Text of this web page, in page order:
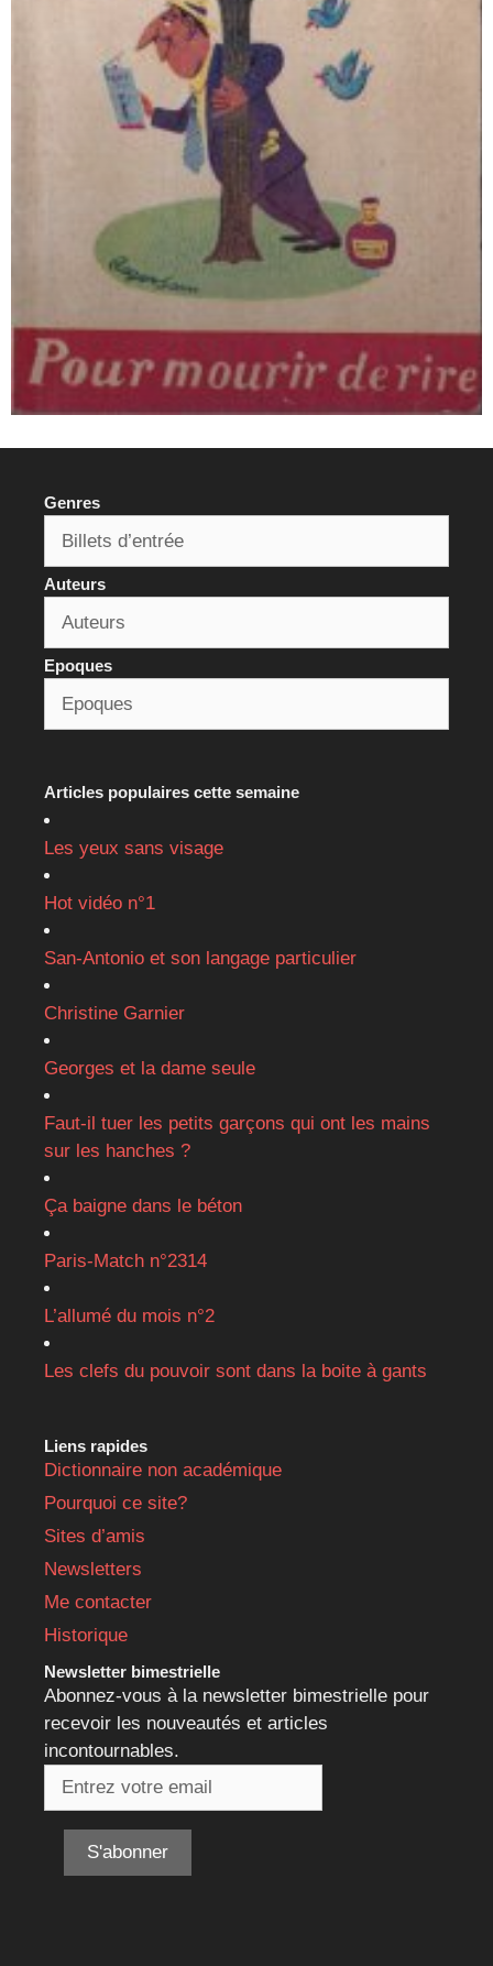
Genres
Auteurs
Epoques
Articles populaires cette semaine
Les yeux sans visage
Hot vidéo n°1
San-Antonio et son langage particulier
Christine Garnier
Georges et la dame seule
Faut-il tuer les petits garçons qui ont les mains
sur les hanches ?
Ça baigne dans le béton
Paris-Match n°2314
L’allumé du mois n°2
Les clefs du pouvoir sont dans la boite à gants
Liens rapides
Dictionnaire non académique
Pourquoi ce site?
Sites d’amis
Newsletters
Me contacter
Historique
Newsletter bimestrielle
Abonnez-vous à la newsletter bimestrielle pour
recevoir les nouveautés et articles
incontournables.